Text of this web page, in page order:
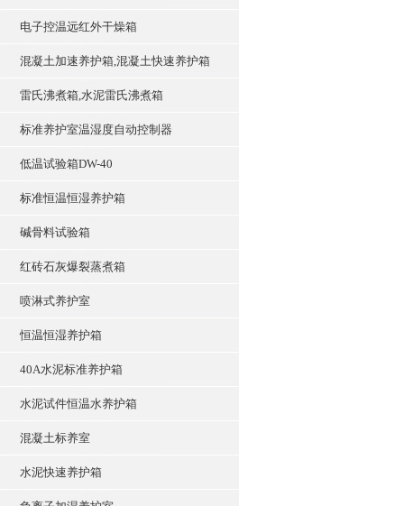
电子控温远红外干燥箱
混凝土加速养护箱,混凝土快速养护箱
雷氏沸煮箱,水泥雷氏沸煮箱
标准养护室温湿度自动控制器
低温试验箱DW-40
标准恒温恒湿养护箱
碱骨料试验箱
红砖石灰爆裂蒸煮箱
喷淋式养护室
恒温恒湿养护箱
40A水泥标准养护箱
水泥试件恒温水养护箱
混凝土标养室
水泥快速养护箱